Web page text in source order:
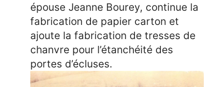
épouse Jeanne Bourey, continue la
fabrication de papier carton et
ajoute la fabrication de tresses de
chanvre pour l’étanchéité des
portes d’écluses.